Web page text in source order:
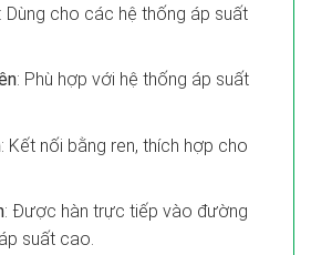
Dùng cho các hệ thống áp suất
: Phù hợp với hệ thống áp suất
: Kết nối bằng ren, thích hợp cho
: Được hàn trực tiếp vào đường
suất cao.